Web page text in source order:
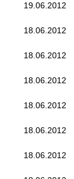
19.06.2012
18.06.2012
18.06.2012
18.06.2012
18.06.2012
18.06.2012
18.06.2012